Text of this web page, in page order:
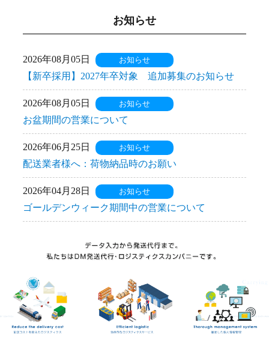
お知らせ
2026年08月05日 お知らせ
【新卒採用】2027年卒対象 追加募集のお知らせ
2026年08月05日 お知らせ
お盆期間の営業について
2026年06月25日 お知らせ
配送業者様へ：荷物納品時のお願い
2026年04月28日 お知らせ
ゴールデンウィーク期間中の営業について